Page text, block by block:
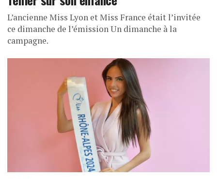
L’ancienne Miss Lyon et Miss France était l’invitée
ce dimanche de l’émission Un dimanche à la
campagne.